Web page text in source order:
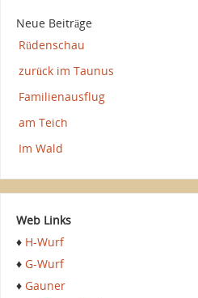
Neue Beiträge
Rüdenschau
zurück im Taunus
Familienausflug
am Teich
Im Wald
Web Links
♦ H-Wurf
♦ G-Wurf
♦ Gauner